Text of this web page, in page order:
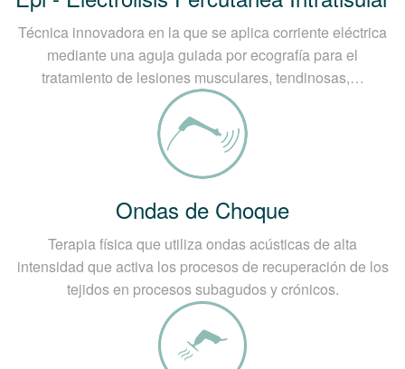
Técnica innovadora en la que se aplica corriente eléctrica
mediante una aguja guiada por ecografía para el
tratamiento de lesiones musculares, tendinosas,…
Ondas de Choque
Terapia física que utiliza ondas acústicas de alta
intensidad que activa los procesos de recuperación de los
tejidos en procesos subagudos y crónicos.